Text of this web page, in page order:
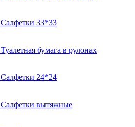
Салфетки 33*33
Туалетная бумага в рулонах
Салфетки 24*24
Салфетки вытяжные